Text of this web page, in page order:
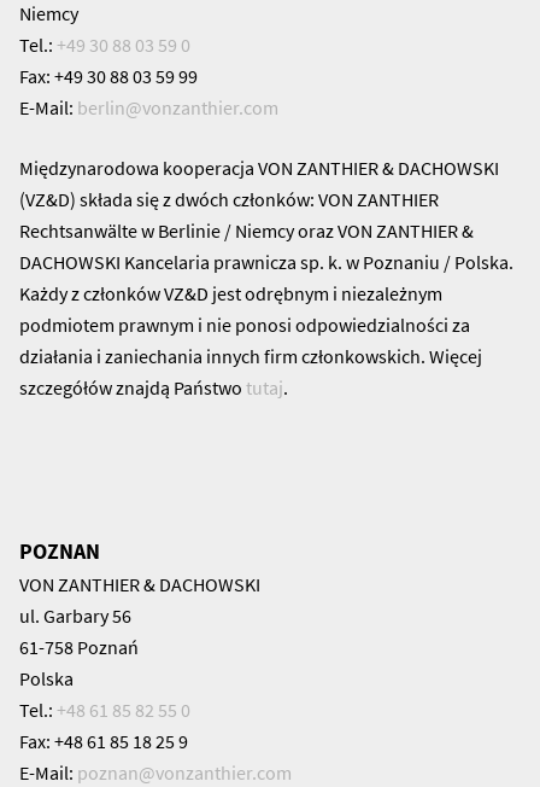
Niemcy
Tel.: +49 30 88 03 59 0
Fax: +49 30 88 03 59 99
E-Mail: berlin@vonzanthier.com
Międzynarodowa kooperacja VON ZANTHIER & DACHOWSKI
(VZ&D) składa się z dwóch członków: VON ZANTHIER
Rechtsanwälte w Berlinie / Niemcy oraz VON ZANTHIER &
DACHOWSKI Kancelaria prawnicza sp. k. w Poznaniu / Polska.
Każdy z członków VZ&D jest odrębnym i niezależnym
podmiotem prawnym i nie ponosi odpowiedzialności za
działania i zaniechania innych firm członkowskich. Więcej
szczegółów znajdą Państwo tutaj.
POZNAN
VON ZANTHIER & DACHOWSKI
ul. Garbary 56
61-758 Poznań
Polska
Tel.: +48 61 85 82 55 0
Fax: +48 61 85 18 25 9
E-Mail: poznan@vonzanthier.com